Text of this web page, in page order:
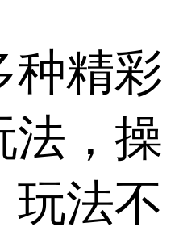
种精彩
法，操
玩法不